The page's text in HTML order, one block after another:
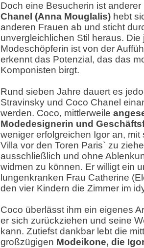
Doch eine Besucherin ist
Chanel (Anna Mouglalis) hebt
anderen Frauen ab und sticht
unvergleichlichen Stil heraus. Die
Modeschöpferin ist von der
erkennt das Potenzial, das das
Komponisten birgt.
Rund sieben Jahre dauert es
Stravinsky und Coco Chanel
werden. Coco, mittlerweile
Modedesignerin und
weniger erfolgreichen Igor an, mit
Villa vor den Toren Paris` zu
ausschließlich und ohne
widmen zu können. Er willigt ein
lungenkranken Frau Catherine
den vier Kindern die Zimmer im
Coco überlässt ihm ein eigenes
er sich zurückziehen und seine
kann. Zutiefst dankbar lebt die
großzügigen Modeikone, die